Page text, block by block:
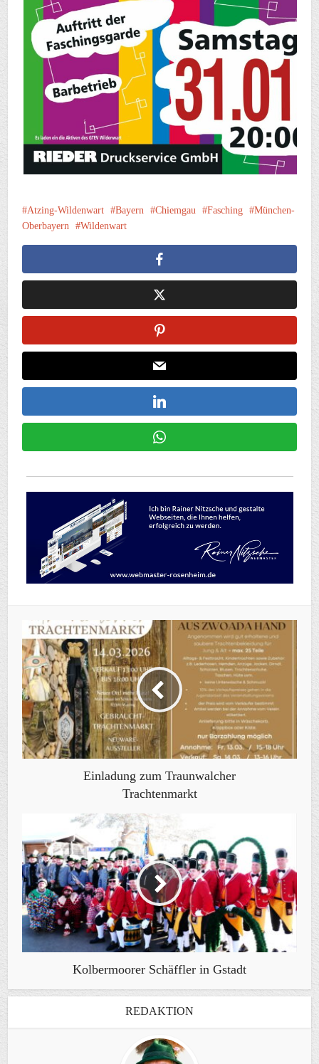
Atzing-Wildenwart Bayern Chiemgau Fasching
München-
Oberbayern
Wildenwart
Einladung zum Traunwalcher
Trachtenmarkt
Kolbermoorer Schäffler in Gstadt
REDAKTION